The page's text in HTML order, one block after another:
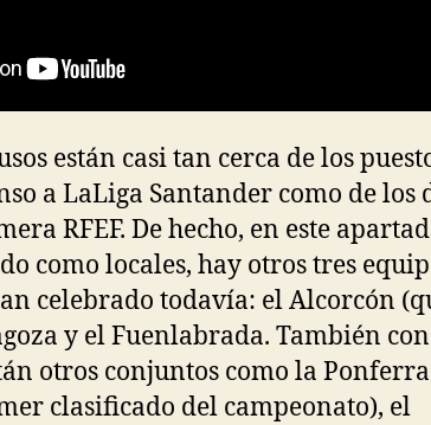
están casi tan cerca de los
a LaLiga Santander como de los
RFEF. De hecho, en este
como locales, hay otros tres
celebrado todavía: el Alcorcón
y el Fuenlabrada. También
otros conjuntos como la
clasificado del campeonato), el